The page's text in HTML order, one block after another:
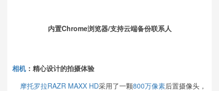
内置Chrome浏览器/支持云端备份联系人
相机：精心设计的拍摄体验
摩托罗拉RAZR MAXX HD采用了一颗800万像素后置摄像头，